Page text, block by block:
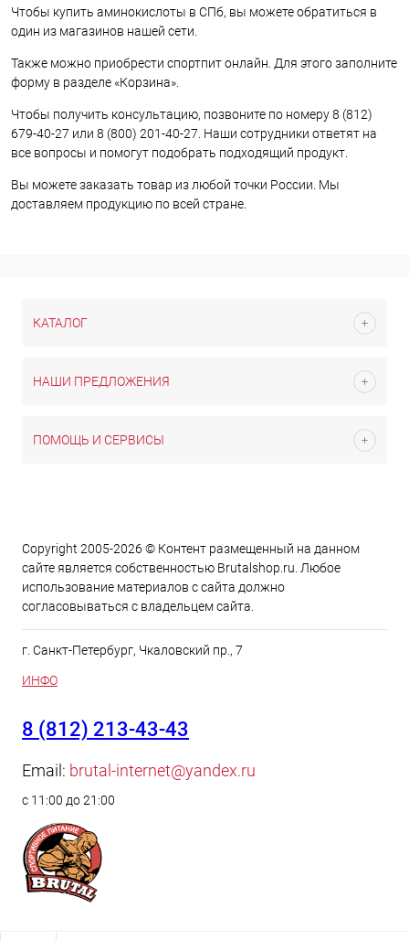
Чтобы купить аминокислоты в СПб, вы можете обратиться в
один из магазинов нашей сети.
Также можно приобрести спортпит онлайн. Для этого заполните
форму в разделе «Корзина».
Чтобы получить консультацию, позвоните по номеру 8 (812)
679-40-27 или 8 (800) 201-40-27. Наши сотрудники ответят на
все вопросы и помогут подобрать подходящий продукт.
Вы можете заказать товар из любой точки России. Мы
доставляем продукцию по всей стране.
КАТАЛОГ
НАШИ ПРЕДЛОЖЕНИЯ
ПОМОЩЬ И СЕРВИСЫ
Copyright 2005-2026 © Контент размещенный на данном
сайте является cобственностью Brutalshop.ru. Любое
использование материалов с сайта должно
согласовываться с владельцем сайта.
г. Санкт-Петербург, Чкаловский пр., 7
ИНФО
8 (812) 213-43-43
Email: brutal-internet@yandex.ru
с 11:00 до 21:00